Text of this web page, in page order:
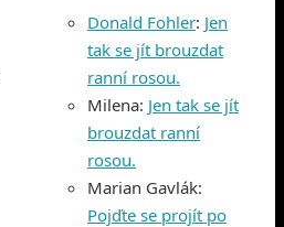
Donald Fohler: Jen
tak se jít brouzdat
ranní rosou.
Milena: Jen tak se jít
brouzdat ranní
rosou.
Marian Gavlák:
Pojďte se projít po